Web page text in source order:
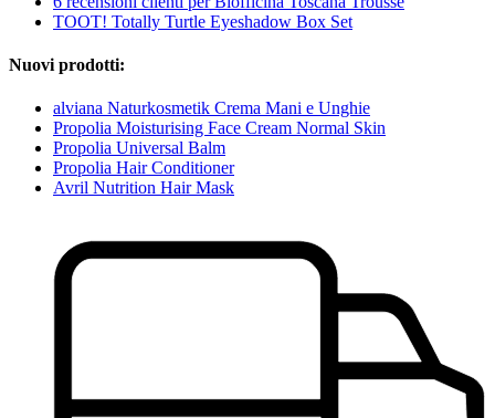
TOOT! Totally Turtle Eyeshadow Box Set
Nuovi prodotti:
alviana Naturkosmetik Crema Mani e Unghie
Propolia Moisturising Face Cream Normal Skin
Propolia Universal Balm
Propolia Hair Conditioner
Avril Nutrition Hair Mask